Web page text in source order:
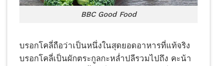
BBC Good Food
บรอกโคลี่ถือว่าเป็นหนึ่งในสุดยอดอาหารที่แท้จริง
บรอกโคลี่เป็นผักตระกูลกะหล่ำปลีรวมไปถึง คะน้า